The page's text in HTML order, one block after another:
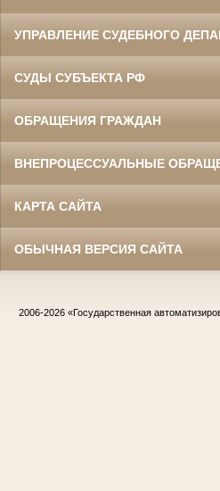
УПРАВЛЕНИЕ СУДЕБНОГО
СУДЫ СУБЪЕКТА РФ
ОБРАЩЕНИЯ ГРАЖДАН
ВНЕПРОЦЕССУАЛЬНЫЕ
КАРТА САЙТА
ОБЫЧНАЯ ВЕРСИЯ САЙТА
2006-2026 «Государственная